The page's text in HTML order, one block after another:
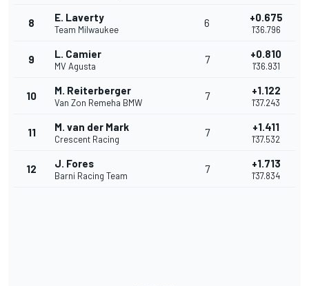
8 E. Laverty
Team Milwaukee
6 +0.675
1'36.796
9 L. Camier
MV Agusta
7 +0.810
1'36.931
10 M. Reiterberger
Van Zon Remeha BMW
7 +1.122
1'37.243
11 M. van der Mark
Crescent Racing
7 +1.411
1'37.532
12 J. Fores
Barni Racing Team
7 +1.713
1'37.834